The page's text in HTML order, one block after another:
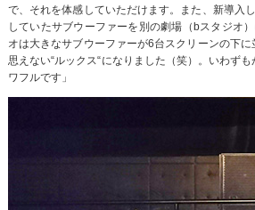
で、それを体感していただけます。また、新導入
していたサブウーファーを別の劇場（bスタジオ
オは大きなサブウーファーが6台スクリーンの下に
思えない“ルックス“になりました（笑）。いわず
ワフルです」